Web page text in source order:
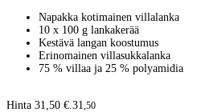
Napakka kotimainen villalanka
10 x 100 g lankakerää
Kestävä langan koostumus
Erinomainen villasukkalanka
75 % villaa ja 25 % polyamidia
Hinta 31,50 €. 31 ,50